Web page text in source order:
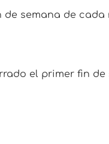
de semana de cada
el primer fin